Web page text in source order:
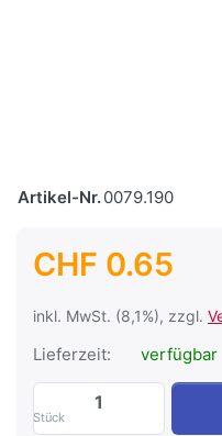
Artikel-Nr.0079.190
CHF 0.65
inkl. MwSt. (8,1%), zzgl.
Lieferzeit: verfügbar
Stück